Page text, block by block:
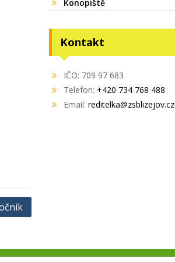
Konopiště
Kontakt
IČO: 709 97 683
Telefon: +420 734 768 488
Email: reditelka@zsblizejov.cz